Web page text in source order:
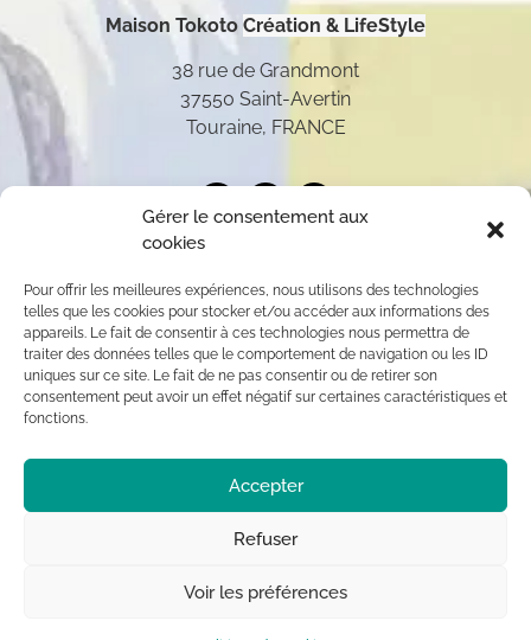
Gérer le consentement aux
cookies
Pour offrir les meilleures expériences, nous utilisons des technologies
telles que les cookies pour stocker et/ou accéder aux informations des
appareils. Le fait de consentir à ces technologies nous permettra de
traiter des données telles que le comportement de navigation ou les ID
uniques sur ce site. Le fait de ne pas consentir ou de retirer son
consentement peut avoir un effet négatif sur certaines caractéristiques et
fonctions.
Accepter
Refuser
Voir les préférences
Maison Tokoto Création & LifeStyle
38 rue de Grandmont
37550 Saint-Avertin
Touraine, FRANCE
Toutes les oeuvres présentées sur ce site appartiennent
exclusivement à l’auteur (sauf mention contraire) aux
termes des articles L 111-1 et L112-1 du code de la
Propriété Intellectuelle. Par conséquent, toute
interdits sans autorisation du titulaire des droits ©